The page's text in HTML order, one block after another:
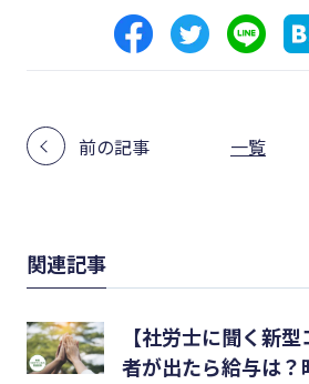
前の記事 一覧
関連記事
【社労士に聞く新
者が出たら給与は